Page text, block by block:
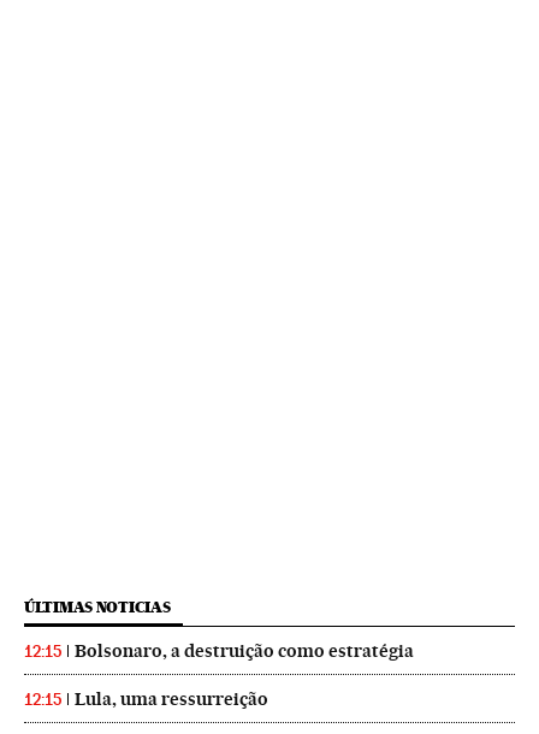
ÚLTIMAS NOTICIAS
12:15 Bolsonaro, a destruição como estratégia
12:15 Lula, uma ressurreição